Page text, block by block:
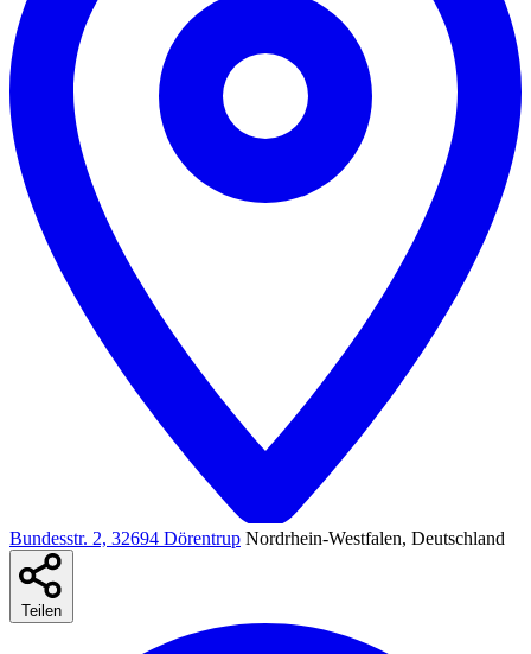
Bundesstr. 2, 32694 Dörentrup Nordrhein-Westfalen, Deutschland
Teilen